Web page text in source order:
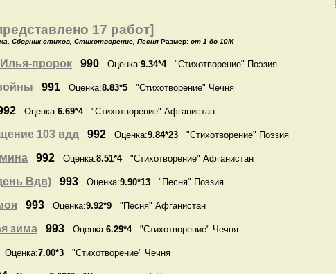
17 работ]
Сборник стихов, Стихотворение, Песня Размер: от 1 до 10M
пророк 990 Оценка:9.34*4"Стихотворение" Поэзия
991 Оценка:8.83*5 "Стихотворение" Чечня
Оценка:6.69*4"Стихотворение" Афганистан
103 вдд 992 Оценка:9.84*23 "Стихотворение" Поэзия
992 Оценка:8.51*4"Стихотворение" Афганистан
Вдв) 993 Оценка:9.90*13 "Песня" Поэзия
993 Оценка:9.92*9 "Песня" Афганистан
зима 993 Оценка:6.29*4"Стихотворение" Чечня
Оценка:7.00*3 "Стихотворение" Чечня